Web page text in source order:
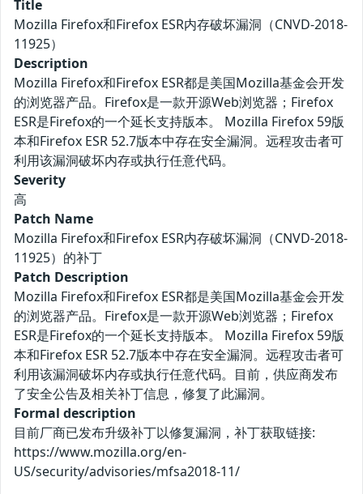
Title
Mozilla Firefox和Firefox ESR内存破坏漏洞（CNVD-2018-
11925）
Description
Mozilla Firefox和Firefox ESR都是美国Mozilla基金会开发
的浏览器产品。Firefox是一款开源Web浏览器；Firefox
ESR是Firefox的一个延长支持版本。 Mozilla Firefox 59版
本和Firefox ESR 52.7版本中存在安全漏洞。远程攻击者可
利用该漏洞破坏内存或执行任意代码。
Severity
高
Patch Name
Mozilla Firefox和Firefox ESR内存破坏漏洞（CNVD-2018-
11925）的补丁
Patch Description
Mozilla Firefox和Firefox ESR都是美国Mozilla基金会开发
的浏览器产品。Firefox是一款开源Web浏览器；Firefox
ESR是Firefox的一个延长支持版本。 Mozilla Firefox 59版
本和Firefox ESR 52.7版本中存在安全漏洞。远程攻击者可
利用该漏洞破坏内存或执行任意代码。目前，供应商发布
了安全公告及相关补丁信息，修复了此漏洞。
Formal description
目前厂商已发布升级补丁以修复漏洞，补丁获取链接:
https://www.mozilla.org/en-
US/security/advisories/mfsa2018-11/